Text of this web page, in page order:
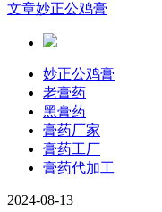
文章妙正公鸡膏
妙正公鸡膏
老膏药
黑膏药
膏药厂家
膏药工厂
膏药代加工
2024-08-13